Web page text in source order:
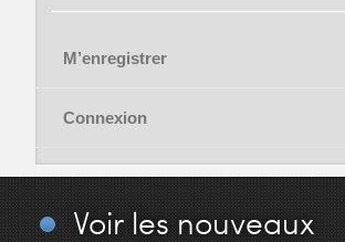
M’enregistrer
Connexion
Voir les nouveaux